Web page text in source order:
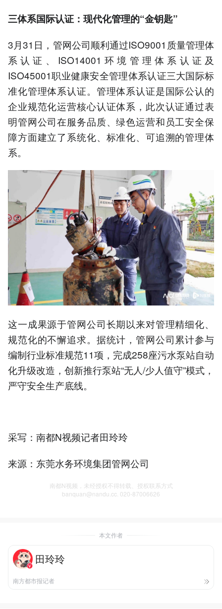
三体系国际认证：现代化管理的“金钥匙”
3月31日，管网公司顺利通过ISO9001质量管理体
系认证、ISO14001环境管理体系认证及
ISO45001职业健康安全管理体系认证三大国际标
准化管理体系认证。管理体系认证是国际公认的
企业规范化运营核心认证体系，此次认证通过表
明管网公司在服务品质、绿色运营和员工安全保
障方面建立了系统化、标准化、可追溯的管理体
系。
这一成果源于管网公司长期以来对管理精细化、
规范化的不懈追求。据统计，管网公司累计参与
编制行业标准规范11项，完成258座污水泵站自动
化升级改造，创新推行泵站“无人/少人值守”模式，
严守安全生产底线。
采写：南都N视频记者田玲玲
来源：东莞水务环境集团管网公司
南都N视频，未经授权不得转载、授权联系方式
banquan@nandu.cc. 020-87006626
本文作者
田玲玲
南方都市报记者